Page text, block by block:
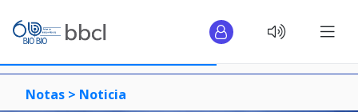
Notas > Noticia